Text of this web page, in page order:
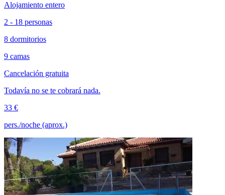
Alojamiento entero
2 - 18 personas
8 dormitorios
9 camas
Cancelación gratuita
Todavía no se te cobrará nada.
33 €
pers./noche (aprox.)